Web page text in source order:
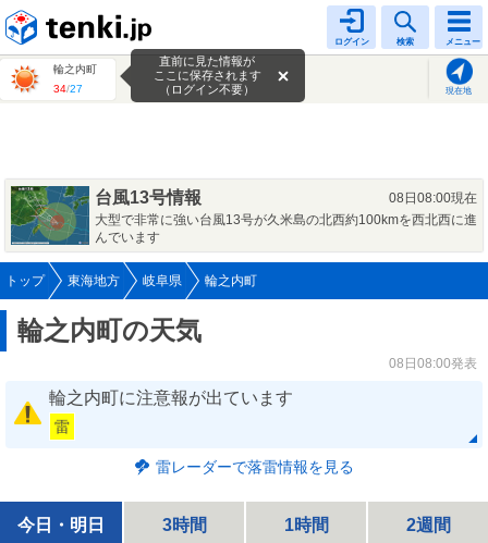
ログイン 検索 メニュー
輪之内町
34/27 現在地
直前に見た情報が
ここに保存されます
（ログイン不要）
台風13号情報
08日08:00現在
大型で非常に強い台風13号が久米島の北西約100kmを西北西に進
んでいます
トップ 東海地方 岐阜県 輪之内町
輪之内町の天気
08日08:00発表
輪之内町に注意報が出ています
雷
雷レーダーで落雷情報を見る
今日・明日 3時間 1時間 2週間